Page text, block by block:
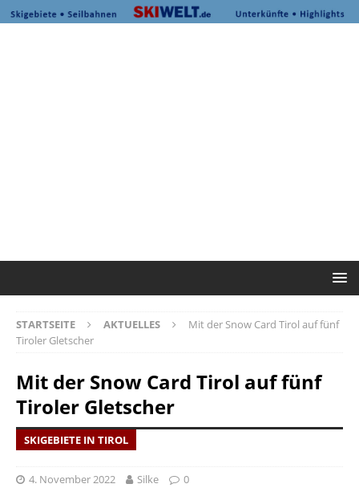
STARTSEITE AKTUELLES
Mit der Snow Card Tirol auf fünf
Tiroler Gletscher
Mit der Snow Card Tirol auf fünf
Tiroler Gletscher
SKIGEBIETE IN TIROL
4. November 2022 Silke 0